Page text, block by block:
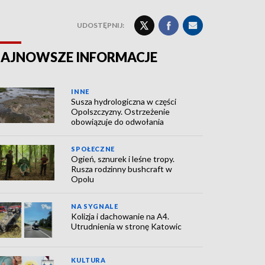
UDOSTĘPNIJ:
INFORMACJE
INNE
Susza hydrologiczna w części
Opolszczyzny. Ostrzeżenie
obowiązuje do odwołania
SPOŁECZNE
Ogień, sznurek i leśne tropy.
Rusza rodzinny bushcraft w
Opolu
NA SYGNALE
Kolizja i dachowanie na A4.
Utrudnienia w stronę Katowic
KULTURA